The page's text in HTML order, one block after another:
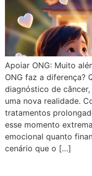
Apoiar ONG: Muito
ONG faz a diferença?
diagnóstico de
uma nova realidade.
tratamentos
esse momento
emocional quanto
cenário que o […]